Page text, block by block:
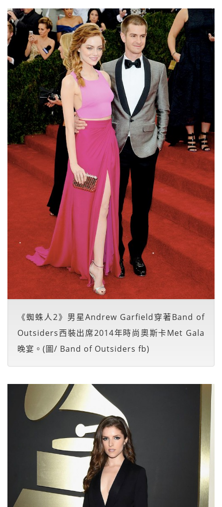
《蜘蛛人2》男星Andrew Garfield穿著Band of
Outsiders西裝出席2014年時尚奧斯卡Met Gala
晚宴。(圖/ Band of Outsiders fb)